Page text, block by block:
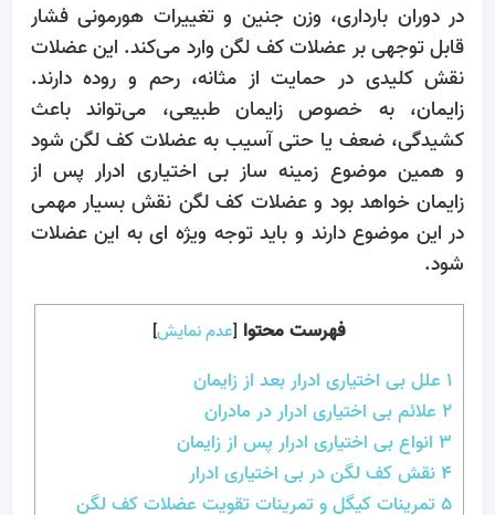
در دوران بارداری، وزن جنین و تغییرات هورمونی فشار
قابل توجهی بر عضلات کف لگن وارد می‌کند. این عضلات
نقش کلیدی در حمایت از مثانه، رحم و روده دارند.
زایمان، به ‌خصوص زایمان طبیعی، می‌تواند باعث
کشیدگی، ضعف یا حتی آسیب به عضلات کف لگن شود
و همین موضوع زمینه ‌ساز بی‌ اختیاری ادرار پس از
زایمان خواهد بود و عضلات کف لگن نقش بسیار مهمی
در این موضوع دارند و باید توجه ویژه ای به این عضلات
شود.
فهرست محتوا [عدم نمایش]
1 علل بی‌ اختیاری ادرار بعد از زایمان
2 علائم بی‌ اختیاری ادرار در مادران
3 انواع بی‌ اختیاری ادرار پس از زایمان
4 نقش کف لگن در بی‌ اختیاری ادرار
5تمرینات کیگل و تمرینات تقویت عضلات کف لگن